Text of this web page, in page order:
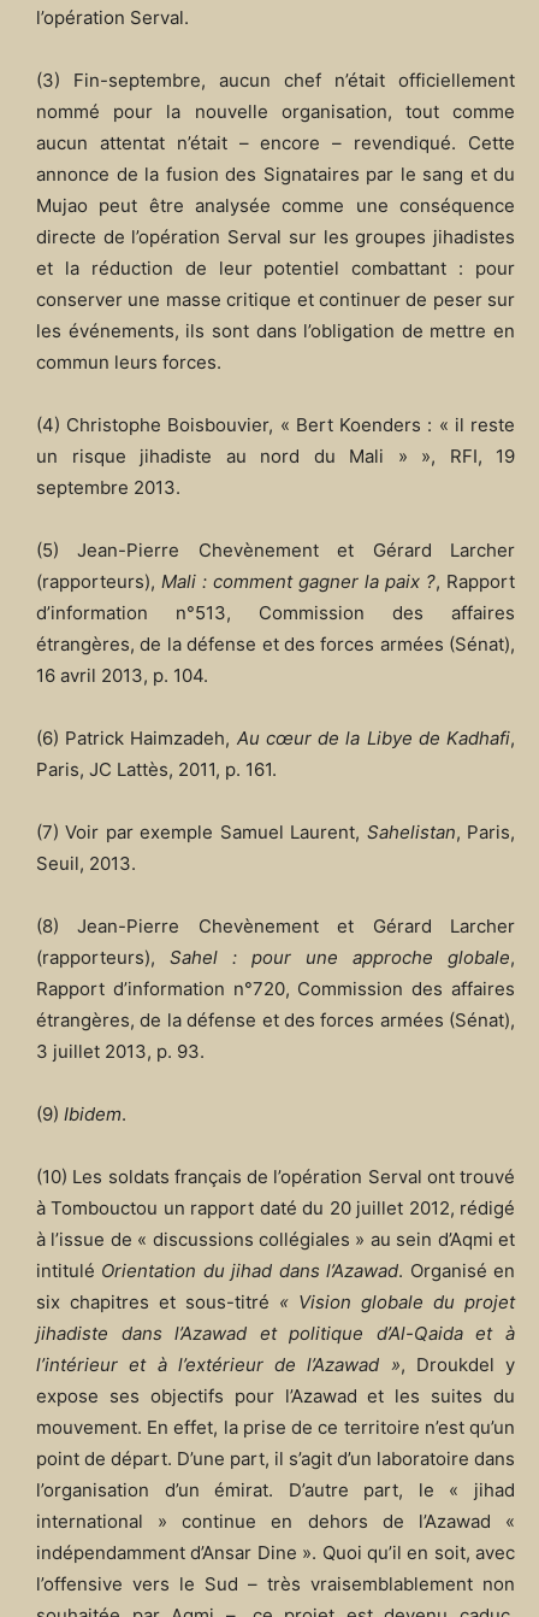
l’opération Serval.
(3) Fin-septembre, aucun chef n’était officiellement
nommé pour la nouvelle organisation, tout comme
aucun attentat n’était – encore – revendiqué. Cette
annonce de la fusion des Signataires par le sang et du
Mujao peut être analysée comme une conséquence
directe de l’opération Serval sur les groupes jihadistes
et la réduction de leur potentiel combattant : pour
conserver une masse critique et continuer de peser sur
les événements, ils sont dans l’obligation de mettre en
commun leurs forces.
(4) Christophe Boisbouvier, « Bert Koenders : « il reste
un risque jihadiste au nord du Mali » », RFI, 19
septembre 2013.
(5) Jean-Pierre Chevènement et Gérard Larcher
(rapporteurs), Mali : comment gagner la paix ?, Rapport
d’information n°513, Commission des affaires
étrangères, de la défense et des forces armées (Sénat),
16 avril 2013, p. 104.
(6) Patrick Haimzadeh, Au cœur de la Libye de Kadhafi,
Paris, JC Lattès, 2011, p. 161.
(7) Voir par exemple Samuel Laurent, Sahelistan, Paris,
Seuil, 2013.
(8) Jean-Pierre Chevènement et Gérard Larcher
(rapporteurs), Sahel : pour une approche globale,
Rapport d’information n°720, Commission des affaires
étrangères, de la défense et des forces armées (Sénat),
3 juillet 2013, p. 93.
(9) Ibidem.
(10) Les soldats français de l’opération Serval ont trouvé
à Tombouctou un rapport daté du 20 juillet 2012, rédigé
à l’issue de « discussions collégiales » au sein d’Aqmi et
intitulé Orientation du jihad dans l’Azawad. Organisé en
six chapitres et sous-titré « Vision globale du projet
jihadiste dans l’Azawad et politique d’Al-Qaida et à
l’intérieur et à l’extérieur de l’Azawad », Droukdel y
expose ses objectifs pour l’Azawad et les suites du
mouvement. En effet, la prise de ce territoire n’est qu’un
point de départ. D’une part, il s’agit d’un laboratoire dans
l’organisation d’un émirat. D’autre part, le « jihad
international » continue en dehors de l’Azawad «
indépendamment d’Ansar Dine ». Quoi qu’il en soit, avec
l’offensive vers le Sud – très vraisemblablement non